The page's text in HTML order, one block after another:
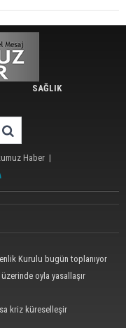
SAĞLIK
Haber |
Kurulu bugün toplanıyor
üzerinde oyla yasallaşır
kriz küreselleşir